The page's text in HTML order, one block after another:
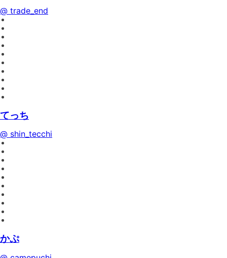
@ trade_end
てっち
@ shin_tecchi
かぷ